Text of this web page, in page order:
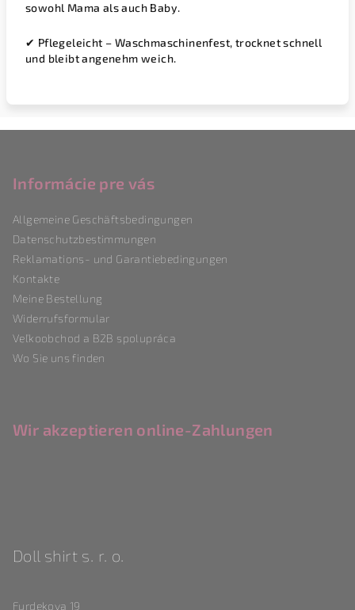
sowohl Mama als auch Baby.
✔ Pflegeleicht – Waschmaschinenfest, trocknet schnell
und bleibt angenehm weich.
Informácie pre vás
Allgemeine Geschäftsbedingungen
Datenschutzbestimmungen
Reklamations- und Garantiebedingungen
Kontakte
Meine Bestellung
Widerrufsformular
Veľkoobchod a B2B spolupráca
Wo Sie uns finden
Wir akzeptieren online-Zahlungen
Doll shirt s. r. o.
Furdekova 19